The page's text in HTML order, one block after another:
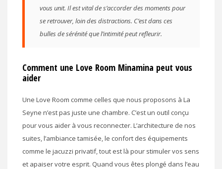
vous unit. Il est vital de s’accorder des moments pour
se retrouver, loin des distractions. C’est dans ces
bulles de sérénité que l’intimité peut refleurir.
Comment une Love Room Minamina peut vous
aider
Une Love Room comme celles que nous proposons à La
Seyne n’est pas juste une chambre. C’est un outil conçu
pour vous aider à vous reconnecter. L’architecture de nos
suites, l’ambiance tamisée, le confort des équipements
comme le jacuzzi privatif, tout est là pour stimuler vos sens
et apaiser votre esprit. Quand vous êtes plongé dans l’eau